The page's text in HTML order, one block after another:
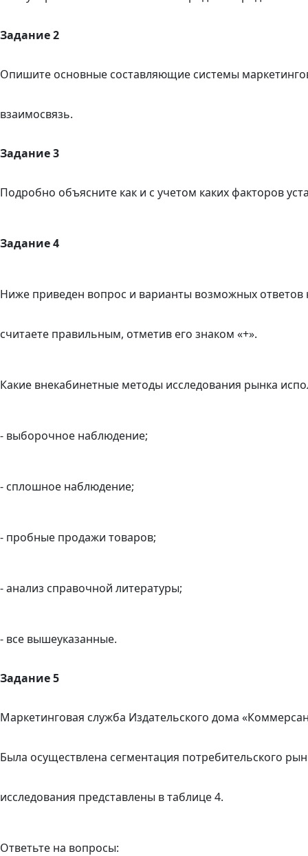
Задание 2
Опишите основные составляющие системы
взаимосвязь.
Задание 3
Подробно объясните как и с учетом каких факторов
Задание 4
Ниже приведен вопрос и варианты возможных ответов
считаете правильным, отметив его знаком «+».
Какие внекабинетные методы исследования рынка
- выборочное наблюдение;
- сплошное наблюдение;
- пробные продажи товаров;
- анализ справочной литературы;
- все вышеуказанные.
Задание 5
Маркетинговая служба Издательского дома
Была осуществлена сегментация потребительского
исследования представлены в таблице 4.
Ответьте на вопросы: